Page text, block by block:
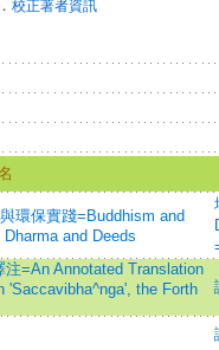
． 校正著者資訊
環保實踐=Buddhism and
and Deeds
=An Annotated Translation
'Saccavibha^nga', the Forth